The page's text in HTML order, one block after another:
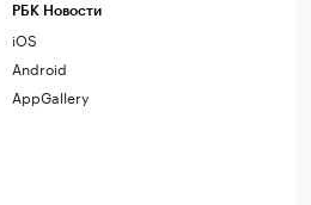
РБК Новости
iOS
Android
AppGallery